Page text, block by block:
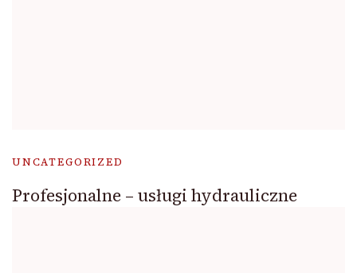
UNCATEGORIZED
Profesjonalne – usługi hydrauliczne